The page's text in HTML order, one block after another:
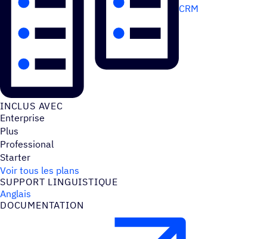
CRM
INCLUS AVEC
Enterprise
Plus
Professional
Starter
Voir tous les plans
SUPPORT LINGUIS­TIQUE
Anglais
DOCU­MEN­TA­TION